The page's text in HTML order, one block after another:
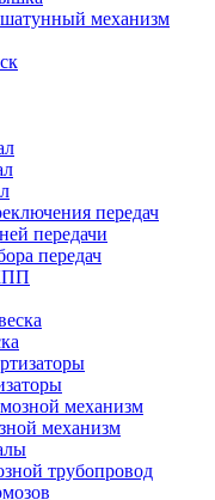
механизм
передач
передачи
передач
механизм
механизм
трубопровод